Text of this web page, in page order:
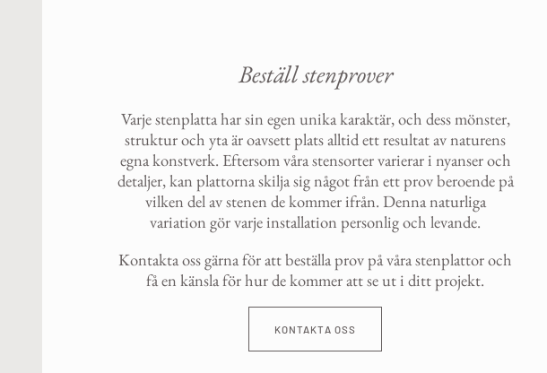
Beställ stenprover
Varje stenplatta har sin egen unika karaktär, och dess mönster,
struktur och yta är oavsett plats alltid ett resultat av naturens
egna konstverk. Eftersom våra stensorter varierar i nyanser och
detaljer, kan plattorna skilja sig något från ett prov beroende på
vilken del av stenen de kommer ifrån. Denna naturliga
variation gör varje installation personlig och levande.
Kontakta oss gärna för att beställa prov på våra stenplattor och
få en känsla för hur de kommer att se ut i ditt projekt.
KONTAKTA OSS